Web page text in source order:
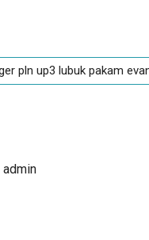
pln up3 lubuk pakam